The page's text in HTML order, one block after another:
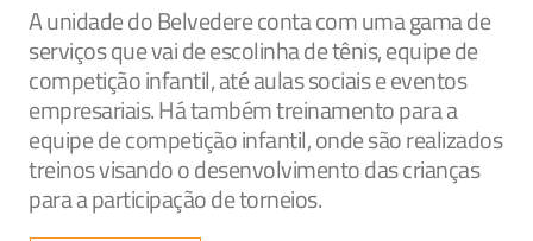
A unidade do Belvedere conta com uma gama de
serviços que vai de escolinha de tênis, equipe de
competição infantil, até aulas sociais e eventos
empresariais. Há também treinamento para a
equipe de competição infantil, onde são realizados
treinos visando o desenvolvimento das crianças
para a participação de torneios.